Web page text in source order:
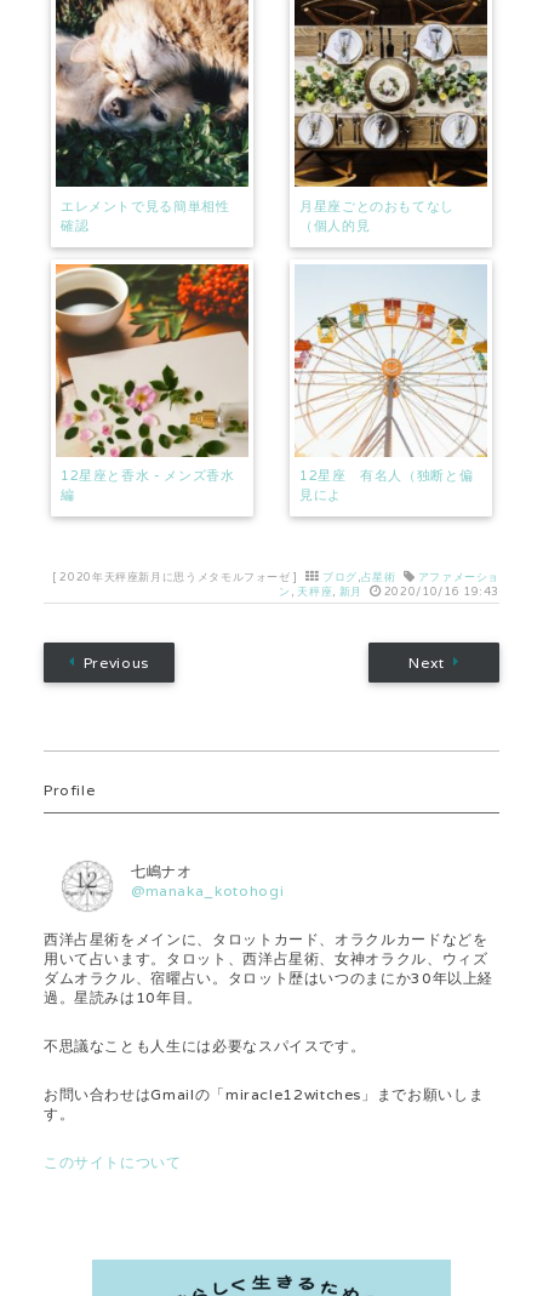
エレメントで見る簡単相性
確認
月星座ごとのおもてなし
（個人的見
12星座と香水 - メンズ香水
編
12星座 有名人（独断と偏
見によ
[2020年天秤座新月に思うメタモルフォーゼ ] ブログ,占星術
アファメーショ
ン ,天秤座, 新月 2020/10/16 19:43
Previous Next
Profile
七嶋ナオ
@manaka_kotohogi
西洋占星術をメインに、タロットカード、オラクルカードなどを
用いて占います。タロット、西洋占星術、女神オラクル、ウィズ
ダムオラクル、宿曜占い。タロット歴はいつのまにか30年以上経
過。星読みは10年目。
不思議なことも人生には必要なスパイスです。
お問い合わせはGmailの「miracle12witches」までお願いしま
す。
このサイトについて